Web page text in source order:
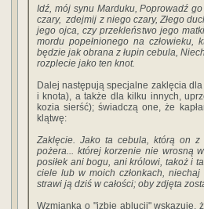
Idź, mój synu Marduku, Poprowadź
czary, zdejmij z niego czary, Złego
jego ojca, czy przekleństwo jego
mordu popełnionego na
będzie jak obrana z łupin cebula,
rozplecie jako ten knot.
Dalej następują specjalne zaklęcia
i knota), a także dla kilku innych,
kozia sierść); świadczą one, że
klątwę:
Zaklęcie. Jako ta cebula, którą on z
pożera... której korzenie nie wrosną
posiłek ani bogu, ani królowi, takoż i
ciele lub w moich członkach,
strawi ją dziś w całości; oby zdjęta
Wzmianka o "izbie ablucji" wskazuje,